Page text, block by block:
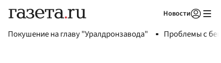
Новости
Покушение на главу "Уралдронзавода" Проблемы с